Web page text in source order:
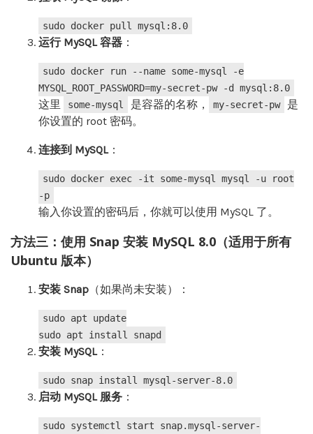
sudo docker pull mysql:8.0
运行 MySQL 容器 ‌：
sudo docker run --name some-mysql -e
MYSQL_ROOT_PASSWORD=my-secret-pw -d mysql:8.0
这里 some-mysql 是容器的名称， my-secret-pw
是
你设置的 root 密码。
连接到 MySQL‌：
sudo docker exec -it some-mysql mysql -u root
-p
输入你设置的密码后，你就可以使用 MySQL 了。
方法三：使用 Snap 安装 MySQL 8.0（适用于所有
Ubuntu 版本）
安装 Snap ‌（如果尚未安装）：
sudo apt update
sudo apt install snapd
安装 MySQL‌：
sudo snap install mysql-server-8.0
启动 MySQL 服务 ‌：
sudo systemctl start snap.mysql-server-